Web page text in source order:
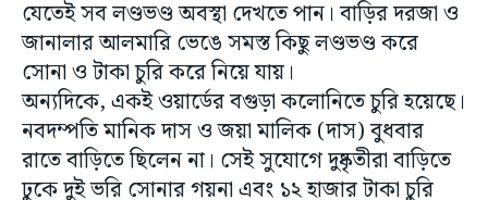
যেতেই সব লণ্ডভণ্ড অবস্থা দেখতে পান। বাড়ির দরজা ও
জানালার আলমারি ভেঙে সমস্ত কিছু লণ্ডভণ্ড করে
সোনা ও টাকা চুরি করে নিয়ে যায়।
অন্যদিকে, একই ওয়ার্ডের বগুড়া কলোনিতে চুরি হয়েছে।
নবদম্পতি মানিক দাস ও জয়া মালিক (দাস) বুধবার
রাতে বাড়িতে ছিলেন না। সেই সুযোগে দুষ্কৃতীরা বাড়িতে
ঢুকে দুই ভরি সোনার গয়না এবং ১২ হাজার টাকা চুরি